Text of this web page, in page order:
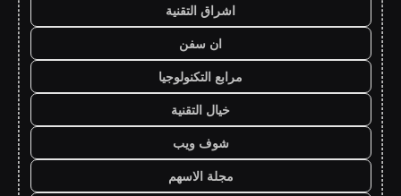
اشراق التقنية
ان سفن
مرابع التكنولوجيا
خيال التقنية
شوف ويب
مجلة الاسهم